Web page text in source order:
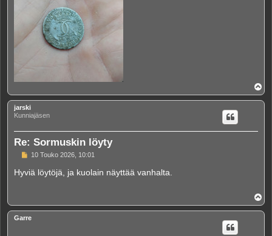
l
ö
jarski
Kunniajäsen
Re: Sormuskin löyty
V
e
s
10 Touko 2026, 10:01
Hyviä löytöjä, ja kuolain näyttää vanhalta.
l
ö
Garre